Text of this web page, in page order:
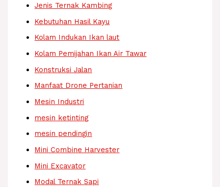
Jenis Ternak Kambing
Kebutuhan Hasil Kayu
Kolam Indukan Ikan laut
Kolam Pemijahan Ikan Air Tawar
Konstruksi Jalan
Manfaat Drone Pertanian
Mesin Industri
mesin ketinting
mesin pendingin
Mini Combine Harvester
Mini Excavator
Modal Ternak Sapi